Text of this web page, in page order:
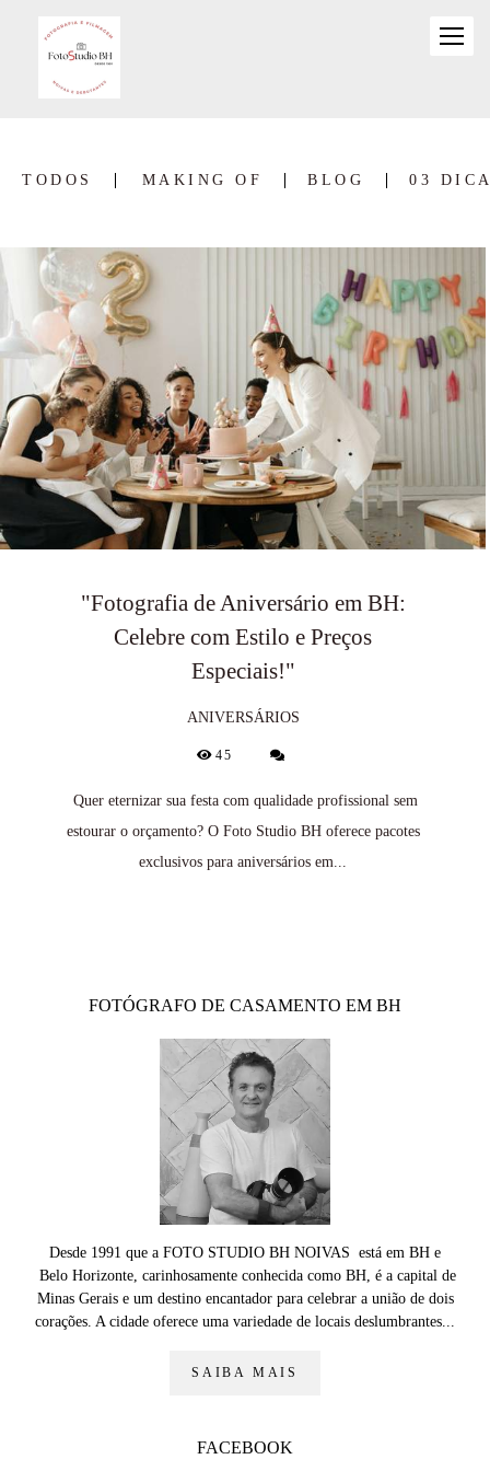
TODOS MAKING OF BLOG 03
"Fotografia de Aniversário em BH:
Celebre com Estilo e Preços
Especiais!"
ANIVERSÁRIOS
45
Quer eternizar sua festa com qualidade profissional sem
estourar o orçamento? O Foto Studio BH oferece pacotes
exclusivos para aniversários em...
FOTÓGRAFO DE CASAMENTO EM BH
Desde 1991 que a FOTO STUDIO BH NOIVAS está em BH e
Belo Horizonte, carinhosamente conhecida como BH, é a capital de
Minas Gerais e um destino encantador para celebrar a união de dois
corações. A cidade oferece uma variedade de locais deslumbrantes...
SAIBA MAIS
FACEBOOK